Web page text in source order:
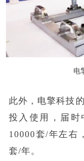
电
此外，电擎科技
投入使用，届时
10000套/年左右
套/年。